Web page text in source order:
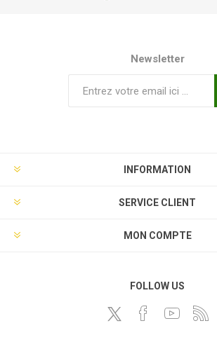
Newsletter
INFORMATION
SERVICE CLIENT
MON COMPTE
FOLLOW US